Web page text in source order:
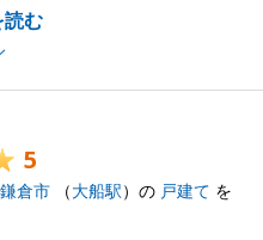
読む
エストを踏まえて期待以
条件を満たしてくれまし
結果、大満足です」とい
。
足いただけるよう、誠心
5
鎌倉市 （大船駅）の 戸建て を